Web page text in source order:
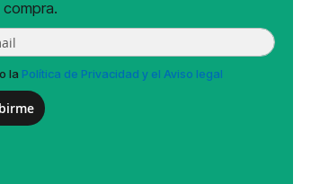
la Política de Privacidad y el Aviso legal